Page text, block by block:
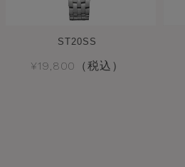
ST20SS
¥19,800（税込）